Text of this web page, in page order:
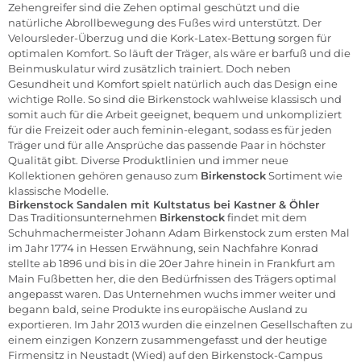
Zehengreifer sind die Zehen optimal geschützt und die
natürliche Abrollbewegung des Fußes wird unterstützt. Der
Veloursleder-Überzug und die Kork-Latex-Bettung sorgen für
optimalen Komfort. So läuft der Träger, als wäre er barfuß und die
Beinmuskulatur wird zusätzlich trainiert. Doch neben
Gesundheit und Komfort spielt natürlich auch das Design eine
wichtige Rolle. So sind die Birkenstock wahlweise klassisch und
somit auch für die Arbeit geeignet, bequem und unkompliziert
für die Freizeit oder auch feminin-elegant, sodass es für jeden
Träger und für alle Ansprüche das passende Paar in höchster
Qualität gibt. Diverse Produktlinien und immer neue
Kollektionen gehören genauso zum BirkenstockSortiment wie
klassische Modelle.
Birkenstock Sandalen mit Kultstatus bei Kastner & Öhler
Das Traditionsunternehmen Birkenstockfindet mit dem
Schuhmachermeister Johann Adam Birkenstock zum ersten Mal
im Jahr 1774 in Hessen Erwähnung, sein Nachfahre Konrad
stellte ab 1896 und bis in die 20er Jahre hinein in Frankfurt am
Main Fußbetten her, die den Bedürfnissen des Trägers optimal
angepasst waren. Das Unternehmen wuchs immer weiter und
begann bald, seine Produkte ins europäische Ausland zu
exportieren. Im Jahr 2013 wurden die einzelnen Gesellschaften zu
einem einzigen Konzern zusammengefasst und der heutige
Firmensitz in Neustadt (Wied) auf den Birkenstock-Campus